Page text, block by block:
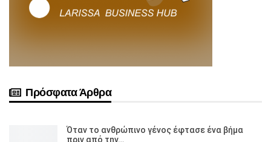
Πρόσφατα Άρθρα
Όταν το ανθρώπινο γένος έφτασε ένα βήμα
πριν από την…